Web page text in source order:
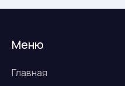
Меню
Главная